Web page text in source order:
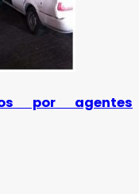
por agentes